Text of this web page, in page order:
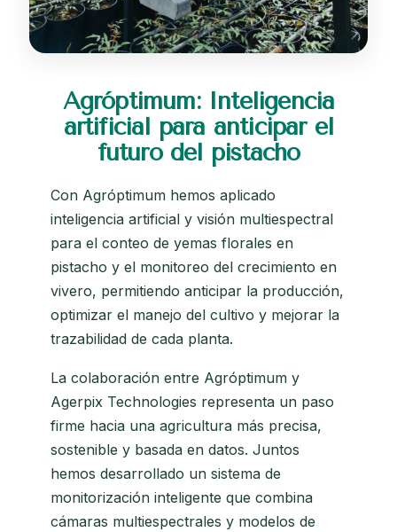
Agróptimum: Inteligencia
artificial para anticipar el
futuro del pistacho
Con Agróptimum hemos aplicado
inteligencia artificial y visión multiespectral
para el conteo de yemas florales en
pistacho y el monitoreo del crecimiento en
vivero, permitiendo anticipar la producción,
optimizar el manejo del cultivo y mejorar la
trazabilidad de cada planta.
La colaboración entre Agróptimum y
Agerpix Technologies representa un paso
firme hacia una agricultura más precisa,
sostenible y basada en datos. Juntos
hemos desarrollado un sistema de
monitorización inteligente que combina
cámaras multiespectrales y modelos de